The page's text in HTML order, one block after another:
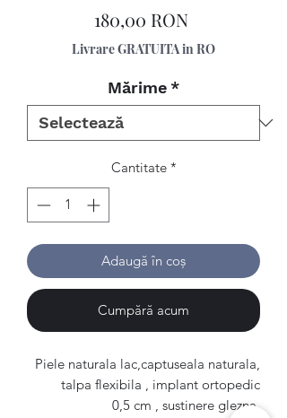
180,00 RONPreț
Livrare GRATUITA in RO
Mărime *
Cantitate *
Adaugă în coș
Cumpără acum
Piele naturala lac,captuseala naturala,
talpa flexibila , implant ortopedic
0,5 cm , sustinere glezna.